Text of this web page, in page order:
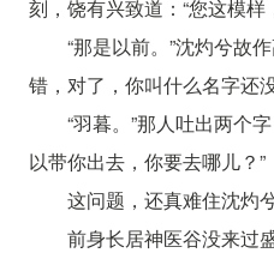
刻，饶有兴致道：“您这模
“那是以前。”沈灼兮故
错，对了，你叫什么名字还
“羽暮。”那人吐出两个
以带你出去，你要去哪儿？”
这问题，还真难住沈灼兮
前身长居神医谷没来过